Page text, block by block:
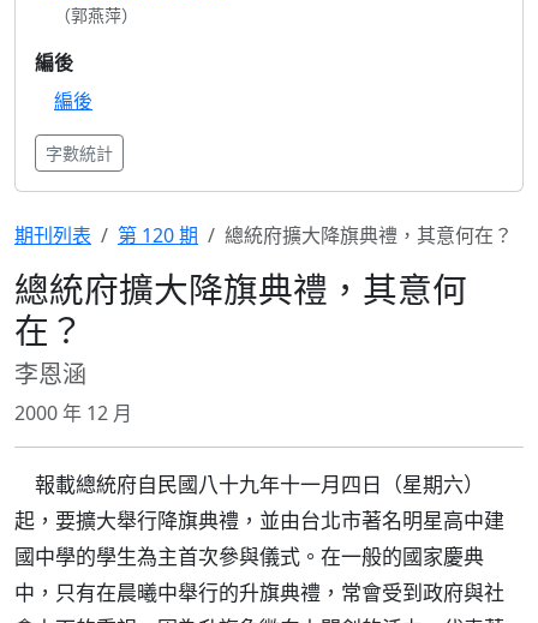
（郭燕萍）
編後
編後
字數統計
期刊列表 第 120 期 總統府擴大降旗典禮，其意何在？
總統府擴大降旗典禮，其意何
在？
李恩涵
2000 年 12 月
報載總統府自民國八十九年十一月四日（星期六）
起，要擴大舉行降旗典禮，並由台北市著名明星高中建
國中學的學生為主首次參與儀式。在一般的國家慶典
中，只有在晨曦中舉行的升旗典禮，常會受到政府與社